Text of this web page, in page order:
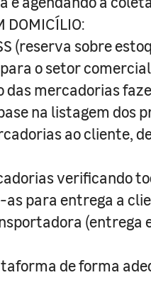
DOMICÍLIO:
(reserva sobre
o setor
das mercadorias
na listagem dos
ao cliente,
verificando
para entrega a
(entrega
de forma